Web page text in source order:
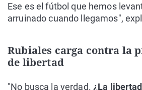
Ese es el fútbol que hemos
arruinado cuando llegamos",
Rubiales carga contra la
de libertad
"No busca la verdad. ¿La